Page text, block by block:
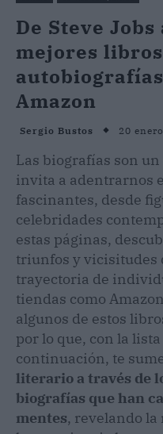
De Steve
mejores
Amazon
Sergio Bustos 20
Las biografías son un
invita a adentrarnos
fascinantes, desde
celebridades
estas páginas,
triunfos y vicisitudes
trayectoria de
tiendas como
algunos de estos
por lo que, con la
continuación, te
literario a través de
biografías que han
mentes, revelando